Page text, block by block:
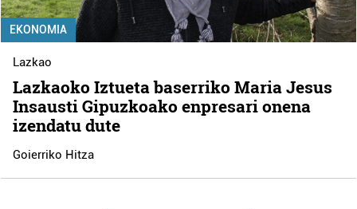
EKONOMIA
Lazkao
Lazkaoko Iztueta baserriko Maria Jesus
Insausti Gipuzkoako enpresari onena
izendatu dute
Goierriko Hitza